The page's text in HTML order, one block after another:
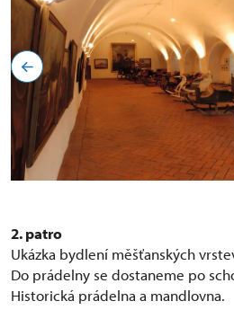
2. patro
Ukázka bydlení měšťanských
Do prádelny se dostaneme po
Historická prádelna a mandlovna.